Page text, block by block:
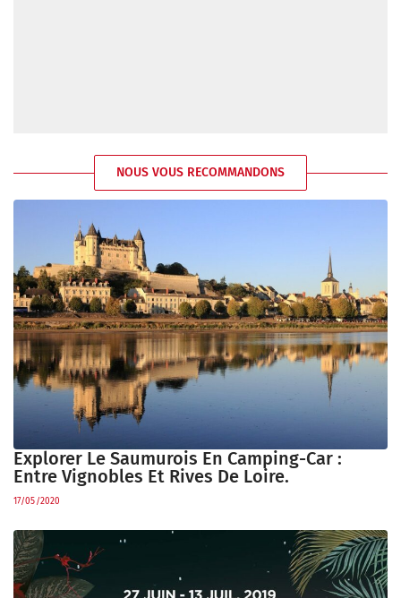
NOUS VOUS RECOMMANDONS
Explorer Le Saumurois En Camping-Car :
Entre Vignobles Et Rives De Loire.
17/05/2020